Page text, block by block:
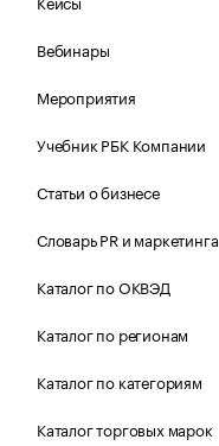
Вебинары
Мероприятия
Учебник РБК Компании
Статьи о бизнесе
Словарь PR и маркетинга
Каталог по ОКВЭД
Каталог по регионам
Каталог по категориям
Каталог торговых марок